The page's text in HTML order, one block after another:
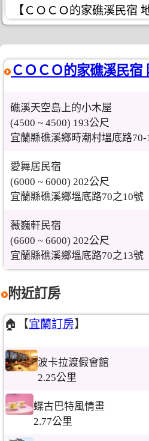
【ＣＯＣＯ的家礁溪民宿
ＣＯＣＯ的家礁溪民宿
礁溪天空島上的小木屋
(4500 ~ 4500) 193公尺
宜蘭縣礁溪鄉時潮村塭底路70-
愛舞居民宿
(6000 ~ 6000) 202公尺
宜蘭縣礁溪鄉塭底路70之10號
薇巍軒民宿
(6600 ~ 6600) 202公尺
宜蘭縣礁溪鄉塭底路70之13號
附近訂房
🏠【宜蘭訂房】
波卡拉渡假會館
2.25公里
蝶古巴特風情畫
2.77公里